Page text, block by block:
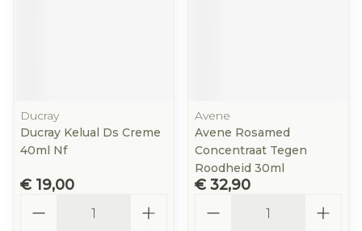
Ducray
Ducray Kelual Ds Creme
40ml Nf
€ 19,00
Avene
Avene Rosamed
Concentraat Tegen
Roodheid 30ml
€ 32,90